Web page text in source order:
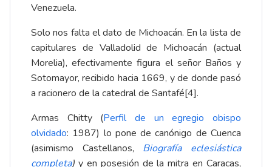
Venezuela.
Solo nos falta el dato de Michoacán. En la lista de
capitulares de Valladolid de Michoacán (actual
Morelia), efectivamente figura el señor Baños y
Sotomayor, recibido hacia 1669, y de donde pasó
a racionero de la catedral de Santafé[4].
Armas Chitty (Perfil de un egregio obispo
olvidado: 1987) lo pone de canónigo de Cuenca
(asimismo Castellanos,
Biografía eclesiástica
completa) y en posesión de la mitra en Caracas,